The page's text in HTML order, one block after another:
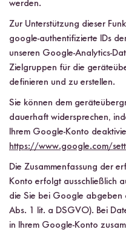
werden.
Zur Unterstützung dieser
google-authentifizierte IDs
unseren Google-Analytics-
Zielgruppen für die
definieren und zu erstellen.
Sie können dem
dauerhaft widersprechen,
Ihrem Google-Konto
https://www.google.com/
Die Zusammenfassung der
Konto erfolgt ausschließlich
die Sie bei Google
Abs. 1 lit. a DSGVO). Bei
in Ihrem Google-Konto